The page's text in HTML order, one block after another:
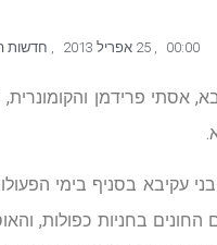
00:00
,
, חדשות
אסתי פרידמן
בני עקיבא בסניף בימי
בחניות כפולות,